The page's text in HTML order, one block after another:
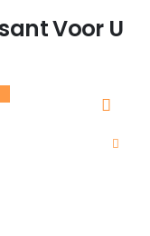
Voor U